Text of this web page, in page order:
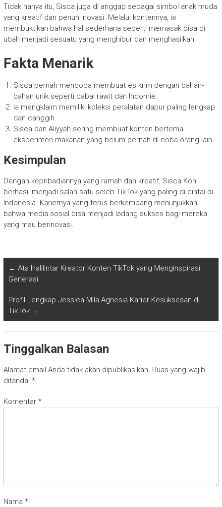
Tidak hanya itu, Sisca juga di anggap sebagai simbol anak muda
yang kreatif dan penuh inovasi. Melalui kontennya, ia
membuktikan bahwa hal sederhana seperti memasak bisa di
ubah menjadi sesuatu yang menghibur dan menghasilkan.
Fakta Menarik
Sisca pernah mencoba membuat es krim dengan bahan-
bahan unik seperti cabai rawit dan Indomie.
Ia mengklaim memiliki koleksi peralatan dapur paling lengkap
dan canggih.
Sisca dan Aliyyah sering membuat konten bertema
eksperimen makanan yang belum pernah di coba orang lain.
Kesimpulan
Dengan kepribadiannya yang ramah dan kreatif, Sisca Kohl
berhasil menjadi salah satu seleb TikTok yang paling di cintai di
Indonesia. Kariernya yang terus berkembang menunjukkan
bahwa media sosial bisa menjadi ladang sukses bagi mereka
yang mau berinovasi.
← Ata Halilintar Kreator Konten TikTok yang Menginspirasi
Generasi
Profil Lengkap Jessica Mila Agnesia Karier Kesuksesan di
TikTok →
Tinggalkan Balasan
Alamat email Anda tidak akan dipublikasikan. Ruas yang wajib
ditandai *
Komentar *
Nama *